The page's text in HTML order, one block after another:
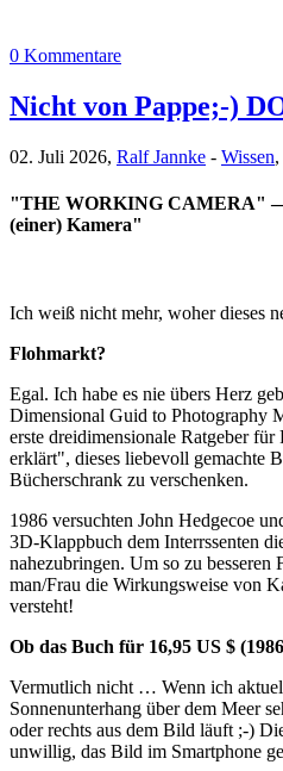
0 Kommentare
Nicht von Pappe;-)
02. Juli 2026, Ralf Jannke - Wissen,
"THE WORKING CAMERA" —
(einer) Kamera"
Ich weiß nicht mehr, woher dieses
Flohmarkt?
Egal. Ich habe es nie übers Herz
Dimensional Guid to
erste dreidimensionale Ratgeber
erklärt", dieses liebevoll gemachte
Bücherschrank zu verschenken.
1986 versuchten John Hedgecoe
3D-Klappbuch dem Interrssenten
nahezubringen. Um so zu besseren
man/Frau die Wirkungsweise von
versteht!
Ob das Buch für 16,95 US $
Vermutlich nicht … Wenn ich
Sonnenunterhang über dem Meer
oder rechts aus dem Bild läuft ;-)
unwillig, das Bild im Smartphone